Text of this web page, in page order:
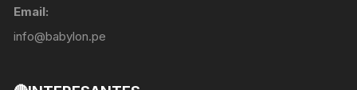
Email:
info@babylon.pe